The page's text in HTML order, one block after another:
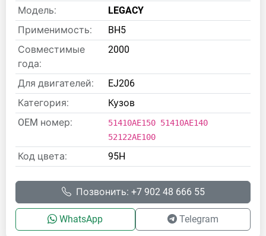
Модель:
LEGACY
Применимость:
BH5
Совместимые
года:
2000
Для двигателей:
EJ206
Категория:
Кузов
OEM номер:
51410AE150 51410AE140
52122AE100
Код цвета: 95H
Позвонить: +7 902 48 666 55
WhatsApp Telegram